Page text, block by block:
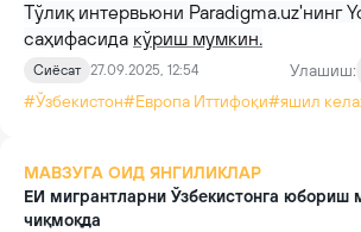
Tўлиқ интервьюни Paradigma.uz'нинг
саҳифасида кўриш мумкин.
Сиёсат 27.09.2025, 12:54
Улашиш:
#Ўзбекистон#Европа Иттифоқи#яшил
МАВЗУГА ОИД ЯНГИЛИКЛАР
ЕИ мигрантларни Ўзбекистонга юбориш
чиқмоқда